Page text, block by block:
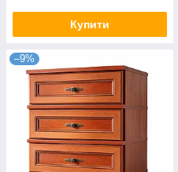
Купити
–9%